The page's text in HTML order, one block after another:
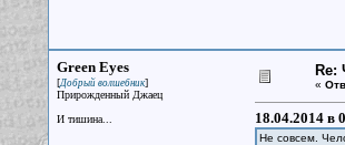
Green Eyes
[Добрый волшебник]
Прирожденный Джаец
И тишина...
Re:
«
18.04.2014 в
Не совсем.